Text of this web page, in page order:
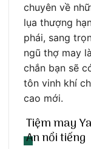
chuyên về
lụa thượng
phái, sang
ngũ thợ may
chắn bạn sẽ
tôn vinh khí
cao mới.
Tiệm may
An nổi tiếng